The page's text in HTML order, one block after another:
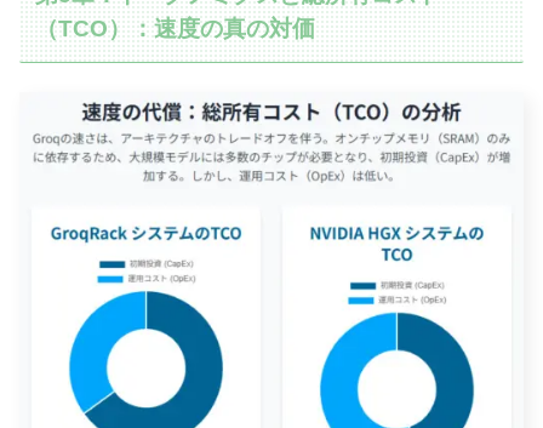
（TCO）：速度の真の対価